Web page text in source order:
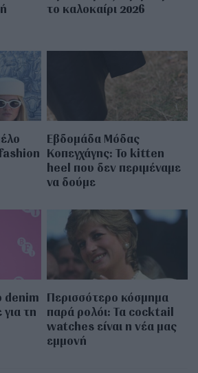
το καλοκαίρι 2026
Εβδομάδα Μόδας
Κοπεγχάγης: Το kitten
heel που δεν περιμέναμε
να δούμε
denim
τη
Περισσότερο κόσμημα
παρά ρολόι: Τα cocktail
watches είναι η νέα μας
εμμονή